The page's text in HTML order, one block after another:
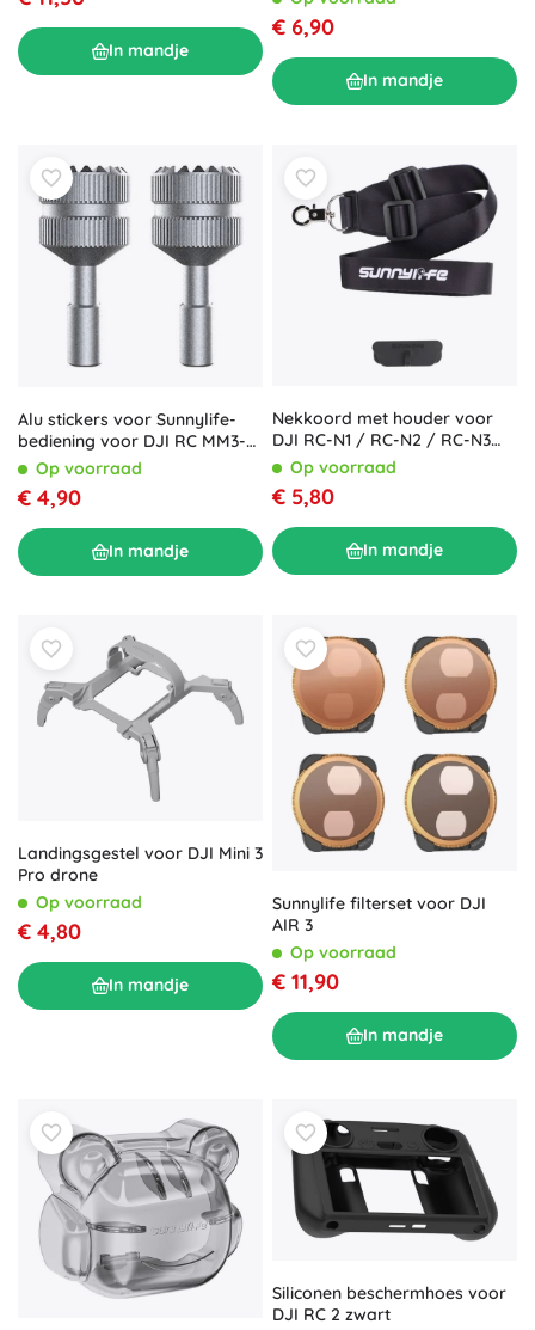
In mandje
€ 6,90
In mandje
Alu stickers voor Sunnylife-
bediening voor DJI RC MM3-
YG393 (zilver)
Op voorraad
€ 4,90
In mandje
Nekkoord met houder voor
DJI RC-N1 / RC-N2 / RC-N3
afstandsbediening van
Sunnylife
Op voorraad
€ 5,80
In mandje
Landingsgestel voor DJI Mini 3
Pro drone
Op voorraad
€ 4,80
In mandje
Sunnylife filterset voor DJI
AIR 3
Op voorraad
€ 11,90
In mandje
Siliconen beschermhoes voor
DJI RC 2 zwart